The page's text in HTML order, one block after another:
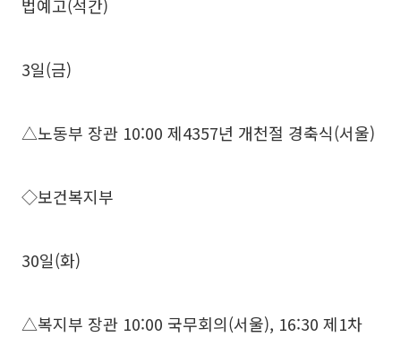
법예고(석간)
3일(금)
△노동부 장관 10:00 제4357년 개천절 경축식(서울)
◇보건복지부
30일(화)
△복지부 장관 10:00 국무회의(서울), 16:30 제1차